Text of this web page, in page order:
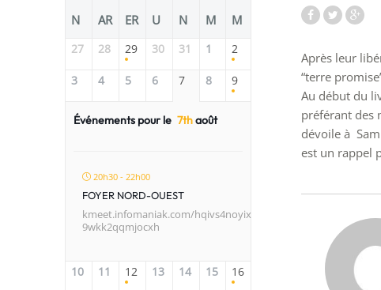
Après leur
“terre
Au début du
préférant des
dévoile à
est un rappel
N
AR
ER
U
N
M
M
27 28 29 30 31 1 2
3 4 5 6 7 8 9
Événements pour le 7thaoût
20h30 - 22h00
FOYER NORD-OUEST
kmeet.infomaniak.com/hqivs4noyix
9wkk2qqmjocxh
10 11 12 13 14 15 16